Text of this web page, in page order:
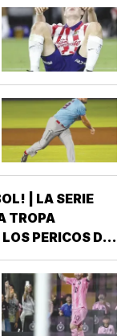
| LA SERIE
TROPA
PERICOS DE
DE LA ÚLTIMA
EN EL
LO QUE LOS